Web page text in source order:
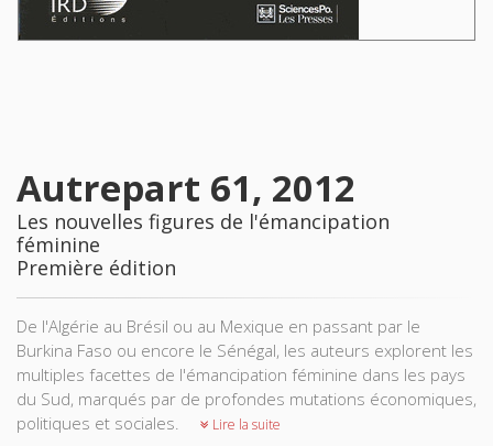
Autrepart 61, 2012
Les nouvelles figures de l'émancipation
féminine
Première édition
De l'Algérie au Brésil ou au Mexique en passant par le
Burkina Faso ou encore le Sénégal, les auteurs explorent les
multiples facettes de l'émancipation féminine dans les pays
du Sud, marqués par de profondes mutations économiques,
politiques et sociales.
Lire la suite